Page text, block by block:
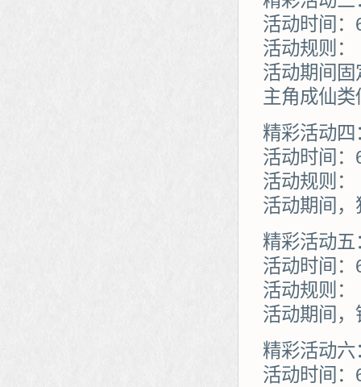
活动时间：
活动规则：
活动期间
主角成仙类
精彩活动
活动时间：
活动规则：
活动期间
精彩活动
活动时间：
活动规则：
活动期间
精彩活动
活动时间：